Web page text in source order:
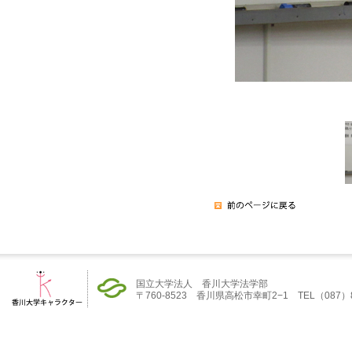
国立大学法人 香川大学法学部
〒760-8523 香川県高松市幸町2−1 TEL（087）